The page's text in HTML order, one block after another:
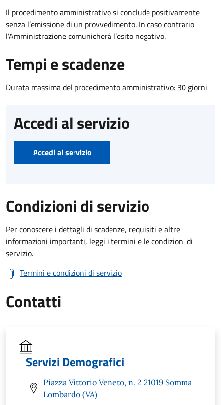
Il procedimento amministrativo si conclude positivamente
senza l’emissione di un provvedimento. In caso contrario
l’Amministrazione comunicherà l’esito negativo.
Tempi e scadenze
Durata massima del procedimento amministrativo: 30 giorni
Accedi al servizio
Accedi al servizio
Condizioni di servizio
Per conoscere i dettagli di scadenze, requisiti e altre
informazioni importanti, leggi i termini e le condizioni di
servizio.
Termini e condizioni di servizio
Contatti
Servizi Demografici
Piazza Vittorio Veneto, n. 2 21019 Somma
Lombardo (VA)